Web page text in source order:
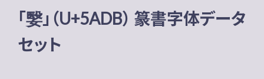
「嫛」（U+5ADB） 篆書字体データ
セット